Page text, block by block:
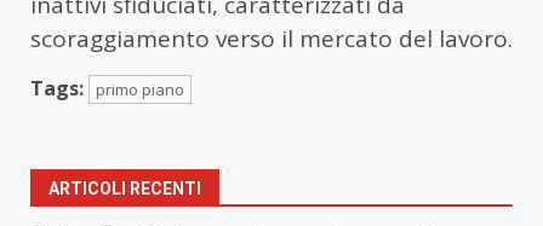
scoraggiamento verso il mercato del lavoro.
Tags: primo piano
ARTICOLI RECENTI